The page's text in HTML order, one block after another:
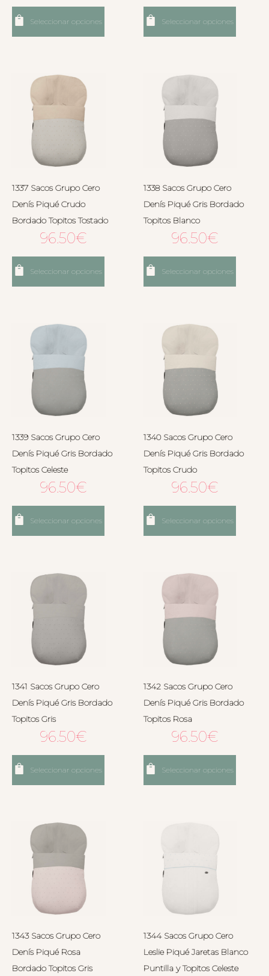
Seleccionar opciones Seleccionar opciones
1337 Sacos Grupo Cero
Denís Piqué Crudo
Bordado Topitos Tostado
96.50€
Seleccionar opciones
1338 Sacos Grupo Cero
Denís Piqué Gris Bordado
Topitos Blanco
96.50€
Seleccionar opciones
1339 Sacos Grupo Cero
Denís Piqué Gris Bordado
Topitos Celeste
96.50€
Seleccionar opciones
1340 Sacos Grupo Cero
Denís Piqué Gris Bordado
Topitos Crudo
96.50€
Seleccionar opciones
1341 Sacos Grupo Cero
Denís Piqué Gris Bordado
Topitos Gris
96.50€
Seleccionar opciones
1342 Sacos Grupo Cero
Denís Piqué Gris Bordado
Topitos Rosa
96.50€
Seleccionar opciones
1343 Sacos Grupo Cero
Denís Piqué Rosa
Bordado Topitos Gris
1344 Sacos Grupo Cero
Leslie Piqué Jaretas Blanco
Puntilla y Topitos Celeste